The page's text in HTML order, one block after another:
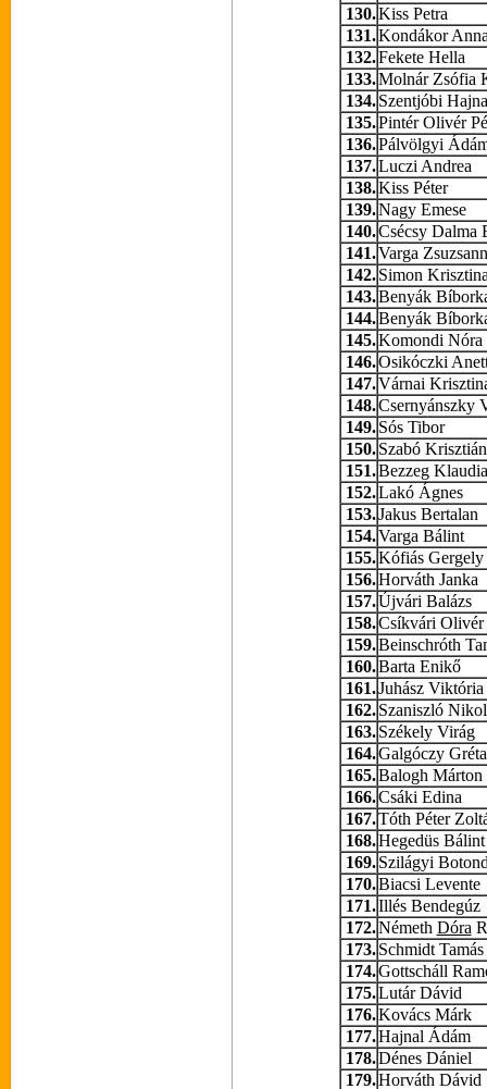
130.Kiss Petra
131.Kondákor
132.Fekete Hella
133.Molnár Zsófia
134. Szentjóbi
135.Pintér Olivér
136.Pálvölgyi
137.Luczi Andrea
138.Kiss Péter
139.Nagy Emese
140.Csécsy Dalma
141.Varga
142. Simon
143.Benyák
144.Benyák
145.Komondi Nóra
146.Osikóczki
147.Várnai
148.Csernyánszky
149. Sós Tibor
150. Szabó Krisztián
151.Bezzeg Klaudia
152.Lakó Ágnes
153.Jakus Bertalan
154.Varga Bálint
155.Kófiás Gergely
156.Horváth Janka
157.Újvári Balázs
158.Csíkvári Olivér
159.Beinschróth
160.Barta Enikő
161.Juhász Viktória
162. Szaniszló
163. Székely Virág
164.Galgóczy Gréta
165.Balogh Márton
166.Csáki Edina
167.Tóth Péter
168.Hegedüs Bálint
169. Szilágyi
170.Biacsi Levente
171.Illés Bendegúz
172.Németh Dóra
173. Schmidt Tamás
174.Gottscháll
175.Lutár Dávid
176.Kovács Márk
177.Hajnal Ádám
178.Dénes Dániel
179.Horváth Dávid